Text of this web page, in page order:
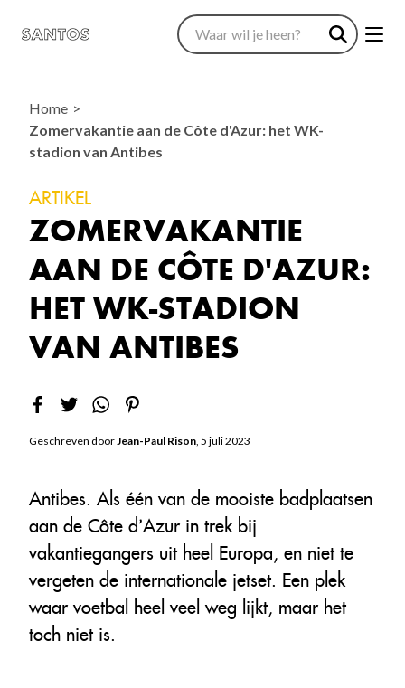
Home
Zomervakantie aan de Côte d'Azur: het WK-
stadion van Antibes
ARTIKEL
ZOMERVAKANTIE
AAN DE CÔTE D'AZUR:
HET WK-STADION
VAN ANTIBES
Geschreven doorJean-Paul Rison, 5 juli 2023
Antibes. Als één van de mooiste badplaatsen
aan de Côte d’Azur in trek bij
vakantiegangers uit heel Europa, en niet te
vergeten de internationale jetset. Een plek
waar voetbal heel veel weg lijkt, maar het
toch niet is.